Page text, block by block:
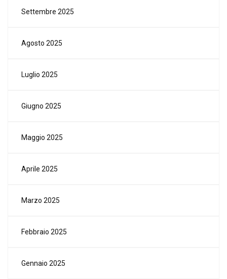
Settembre 2025
Agosto 2025
Luglio 2025
Giugno 2025
Maggio 2025
Aprile 2025
Marzo 2025
Febbraio 2025
Gennaio 2025